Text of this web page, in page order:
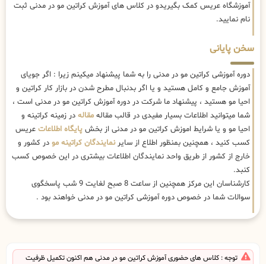
آموزشگاه عریس کمک بگیریدو در کلاس های آموزش کراتین مو در مدنی ثبت
نام نمایید.
سخن پایانی
دوره آموزشی کراتین مو در مدنی را به شما پیشنهاد میکینم زیرا : اگر جویای
آموزش جامع و کامل هستید و یا اگر بدنبال مطرح شدن در بازار کار کراتین و
احیا مو هستید ، پیشنهاد ما شرکت در دوره آموزش کراتین مو در مدنی است ،
شما میتوانید اطلاعات بسیار مفیدی در قالب مقاله مقاله در زمینه کراتینه و
احیا مو و یا شرایط اموزش کراتین مو در مدنی از بخش پایگاه اطلاعات عریس
کسب کنید ، همچنین بمنظور اطلاع از سایرنمایندگان کراتینه مو در کشور و
خارج از کشور از طریق واحد نمایندگان اطلاعات بیشتری در این خصوص کسب
کنبد.
کارشناسان این مرکز همچنین از ساعت 8 صبح لغایت 9 شب پاسخگوی
سوالات شما در خصوص دوره آموزشی کراتین مو در مدنی خواهند بود .
توجه : کلاس های حضوری آموزش کراتین مو در مدنی هم اکنون تکمیل ظرفیت